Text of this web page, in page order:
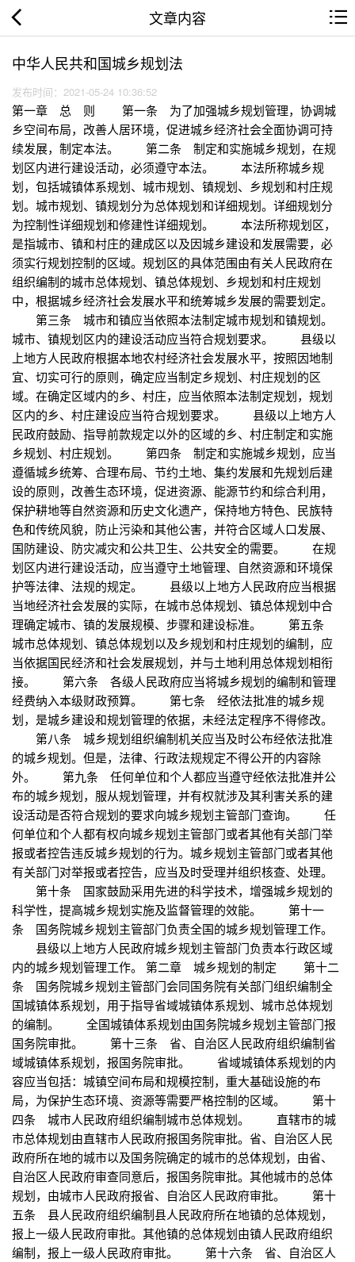
文章内容
中华人民共和国城乡规划法
发布时间：2021-05-24 10:36:52
第一章 总 则 第一条 为了加强城乡规划管理，协调城
乡空间布局，改善人居环境，促进城乡经济社会全面协调可持
续发展，制定本法。 第二条 制定和实施城乡规划，在规
划区内进行建设活动，必须遵守本法。 本法所称城乡规
划，包括城镇体系规划、城市规划、镇规划、乡规划和村庄规
划。城市规划、镇规划分为总体规划和详细规划。详细规划分
为控制性详细规划和修建性详细规划。 本法所称规划区，
是指城市、镇和村庄的建成区以及因城乡建设和发展需要，必
须实行规划控制的区域。规划区的具体范围由有关人民政府在
组织编制的城市总体规划、镇总体规划、乡规划和村庄规划
中，根据城乡经济社会发展水平和统筹城乡发展的需要划定。
第三条 城市和镇应当依照本法制定城市规划和镇规划。
城市、镇规划区内的建设活动应当符合规划要求。 县级以
上地方人民政府根据本地农村经济社会发展水平，按照因地制
宜、切实可行的原则，确定应当制定乡规划、村庄规划的区
域。在确定区域内的乡、村庄，应当依照本法制定规划，规划
区内的乡、村庄建设应当符合规划要求。 县级以上地方人
民政府鼓励、指导前款规定以外的区域的乡、村庄制定和实施
乡规划、村庄规划。 第四条 制定和实施城乡规划，应当
遵循城乡统筹、合理布局、节约土地、集约发展和先规划后建
设的原则，改善生态环境，促进资源、能源节约和综合利用，
保护耕地等自然资源和历史文化遗产，保持地方特色、民族特
色和传统风貌，防止污染和其他公害，并符合区域人口发展、
国防建设、防灾减灾和公共卫生、公共安全的需要。 在规
划区内进行建设活动，应当遵守土地管理、自然资源和环境保
护等法律、法规的规定。 县级以上地方人民政府应当根据
当地经济社会发展的实际，在城市总体规划、镇总体规划中合
理确定城市、镇的发展规模、步骤和建设标准。 第五条
城市总体规划、镇总体规划以及乡规划和村庄规划的编制，应
当依据国民经济和社会发展规划，并与土地利用总体规划相衔
接。 第六条 各级人民政府应当将城乡规划的编制和管理
经费纳入本级财政预算。 第七条 经依法批准的城乡规
划，是城乡建设和规划管理的依据，未经法定程序不得修改。
第八条 城乡规划组织编制机关应当及时公布经依法批准
的城乡规划。但是，法律、行政法规规定不得公开的内容除
外。 第九条 任何单位和个人都应当遵守经依法批准并公
布的城乡规划，服从规划管理，并有权就涉及其利害关系的建
设活动是否符合规划的要求向城乡规划主管部门查询。 任
何单位和个人都有权向城乡规划主管部门或者其他有关部门举
报或者控告违反城乡规划的行为。城乡规划主管部门或者其他
有关部门对举报或者控告，应当及时受理并组织核查、处理。
第十条 国家鼓励采用先进的科学技术，增强城乡规划的
科学性，提高城乡规划实施及监督管理的效能。 第十一
条 国务院城乡规划主管部门负责全国的城乡规划管理工作。
县级以上地方人民政府城乡规划主管部门负责本行政区域
内的城乡规划管理工作。 第二章 城乡规划的制定 第十二
条 国务院城乡规划主管部门会同国务院有关部门组织编制全
国城镇体系规划，用于指导省域城镇体系规划、城市总体规划
的编制。 全国城镇体系规划由国务院城乡规划主管部门报
国务院审批。 第十三条 省、自治区人民政府组织编制省
域城镇体系规划，报国务院审批。 省域城镇体系规划的内
容应当包括：城镇空间布局和规模控制，重大基础设施的布
局，为保护生态环境、资源等需要严格控制的区域。 第十
四条 城市人民政府组织编制城市总体规划。 直辖市的城
市总体规划由直辖市人民政府报国务院审批。省、自治区人民
政府所在地的城市以及国务院确定的城市的总体规划，由省、
自治区人民政府审查同意后，报国务院审批。其他城市的总体
规划，由城市人民政府报省、自治区人民政府审批。 第十
五条 县人民政府组织编制县人民政府所在地镇的总体规划，
报上一级人民政府审批。其他镇的总体规划由镇人民政府组织
编制，报上一级人民政府审批。 第十六条 省、自治区人